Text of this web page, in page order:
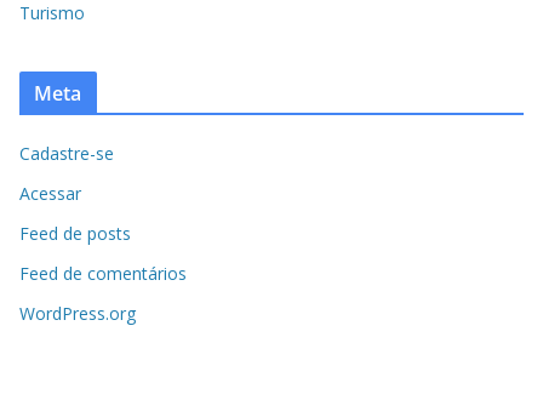
Turismo
Meta
Cadastre-se
Acessar
Feed de posts
Feed de comentários
WordPress.org